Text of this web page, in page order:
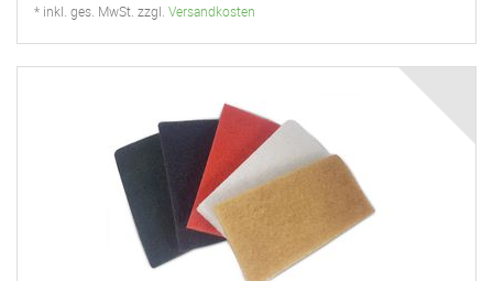
* inkl. ges. MwSt. zzgl. Versandkosten